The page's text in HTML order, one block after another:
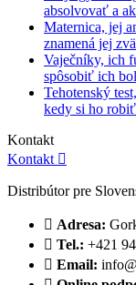
absolvovať a
Maternica, jej
znamená jej
Vaječníky, ich
spôsobiť ich
Tehotenský
kedy si ho
Kontakt
Kontakt 
Distribútor pre
 Adresa:
 Tel.: +421
 Email: